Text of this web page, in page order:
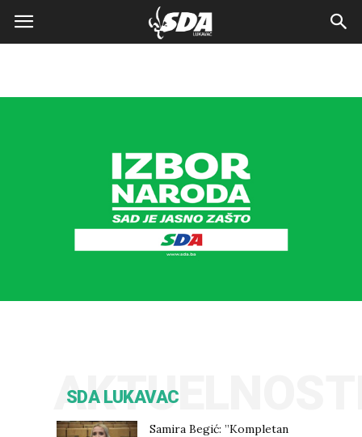
SDA LUKAVAC
Samira Begić: ”Kompletan